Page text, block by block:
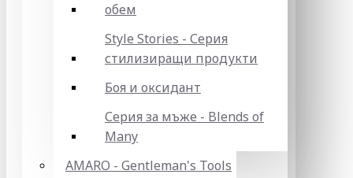
обем
Style Stories - Серия
стилизиращи продукти
Боя и оксидант
Серия за мъже - Blends of
Many
AMARO - Gentleman's Tools